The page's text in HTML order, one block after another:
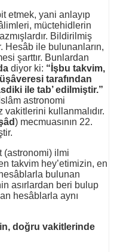
etmek, yani anlayıp
müctehidlerin
Bildirilmiş
Hesâb ile bulunanların,
şarttır. Bunlardan
diyor ki: “İşbu takvim,
tarafından
ile tab’ edilmiştir.”
astronomi
vakitlerini kullanmalıdır.
) mecmuasının 22.
(astronomi) ilmi
takvim hey’etimizin, en
bulunan
asırlardan beri bulup
hesâblarla aynı
doğru vakitlerinde